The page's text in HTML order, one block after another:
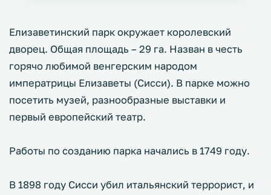
Елизаветинский парк окружает королевский
дворец. Общая площадь – 29 га. Назван в честь
горячо любимой венгерским народом
императрицы Елизаветы (Сисси). В парке можно
посетить музей, разнообразные выставки и
первый европейский театр.
Работы по созданию парка начались в 1749 году.
В 1898 году Сисси убил итальянский террорист, и